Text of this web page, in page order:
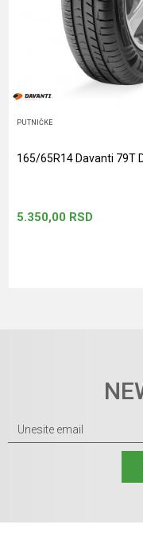
Anti-spam zaštita -
PUTNIČKE
165/65R14 Davanti 79T
5.350,00 RSD